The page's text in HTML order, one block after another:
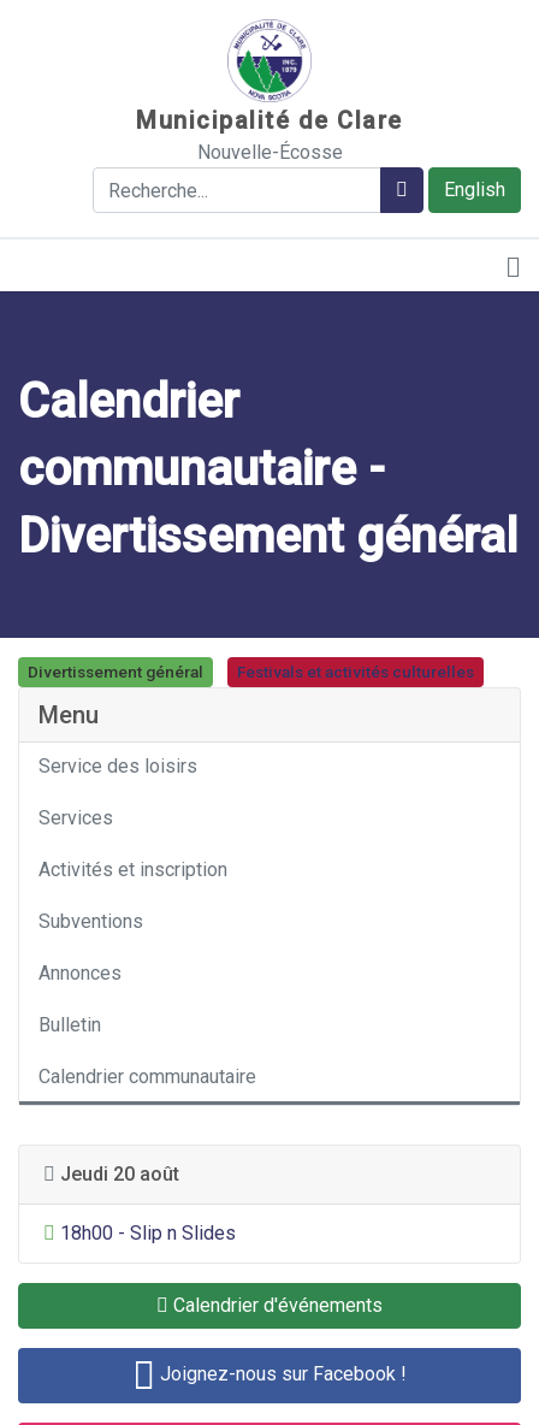
Municipalité de Clare
Nouvelle-Écosse
English
Rechercher Rechercher
Calendrier
communautaire -
Divertissement général
Catégorie
Divertissement général Festivals et activités culturelles
Menu
Service des loisirs
Services
Activités et inscription
Subventions
Annonces
Bulletin
Calendrier communautaire
Jeudi 20 août
Divertissement général
18h00 - Slip n Slides
Calendrier d'événements
Joignez-nous sur Facebook !